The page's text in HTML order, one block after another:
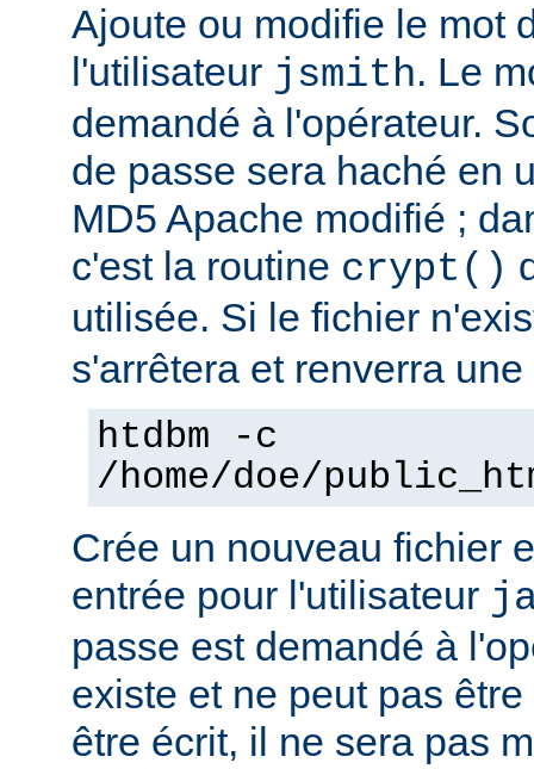
Ajoute ou modifie le mot
l'utilisateur jsmith. Le
demandé à l'opérateur.
de passe sera haché en
MD5 Apache modifié ;
c'est la routine crypt()
utilisée. Si le fichier
s'arrêtera et renverra une
htdbm -c
/home/doe/
Crée un nouveau fichier
entrée pour l'utilisateur
passe est demandé à
existe et ne peut pas
être écrit, il ne sera pas